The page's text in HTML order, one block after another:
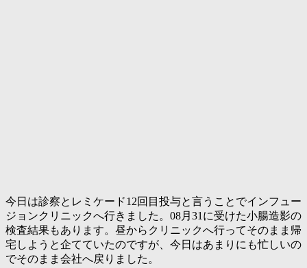
今日は診察とレミケード12回目投与と言うことでインフュー
ジョンクリニックへ行きました。08月31に受けた小腸造影の
検査結果もあります。昼からクリニックへ行ってそのまま帰
宅しようと企てていたのですが、今日はあまりにも忙しいの
でそのまま会社へ戻りました。